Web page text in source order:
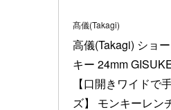
髙儀(Takagi)
高儀(Takagi) ショ
キー 24mm
【口開きワイドで
ズ】 モンキーレン